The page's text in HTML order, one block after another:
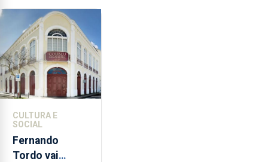
CULTURA E
SOCIAL
Fernando
Tordo vai